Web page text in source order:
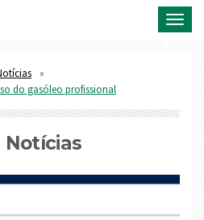
do gasóleo profissional
Notícias